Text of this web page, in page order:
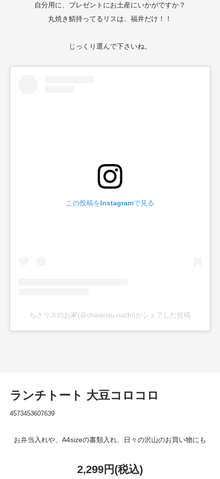
自分用に、プレゼントにお土産にいかがですか？
丸焼き鯖持ってるリスは、福井だけ！！
じっくり選んで下さいね。
この投稿をInstagramで見る
ちさリスのお家(@chisarisu.ouchi)がシェアした投稿
ランチトート 大豆コロコロ
4573453607639
お弁当入れや、A4sizeの書類入れ、日々の沢山のお買い物にも
2,299円(税込)